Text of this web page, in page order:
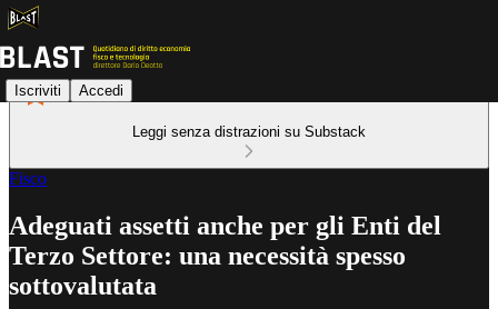
Iscriviti Accedi
Leggi senza distrazioni su Substack
Fisco
Adeguati assetti anche per gli Enti del
Terzo Settore: una necessità spesso
sottovalutata